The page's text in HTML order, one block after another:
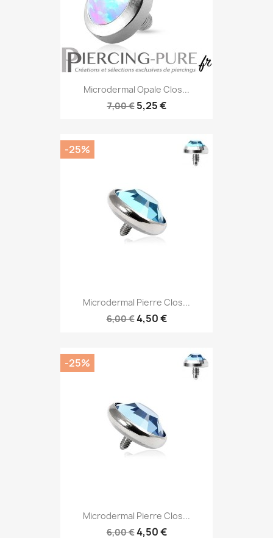
Microdermal Opale Clos...
7,00 € 5,25 €
Microdermal Pierre Clos...
6,00 €4,50 €
-25%
Microdermal Pierre Clos...
6,00 €4,50 €
-25%